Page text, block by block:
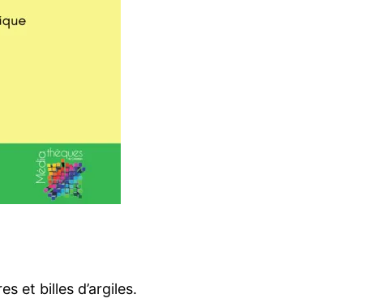
et billes d’argiles.